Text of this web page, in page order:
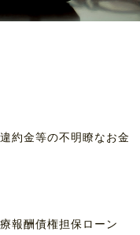
約金等の不明瞭なお金
報酬債権担保ローン